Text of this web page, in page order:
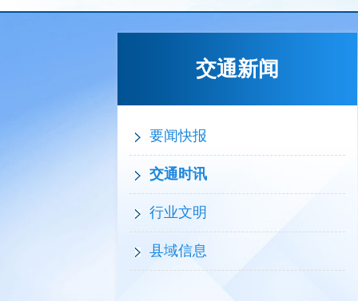
交通新闻
要闻快报
交通时讯
行业文明
县域信息